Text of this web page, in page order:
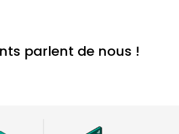
parlent de nous !